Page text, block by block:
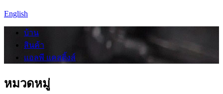
English
บ้าน
สินค้า
แอลพี แคสติ้งส์
หมวดหมู่